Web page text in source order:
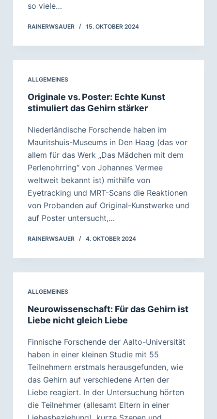
so viele…
RAINERWSAUER 15. OKTOBER 2024
ALLGEMEINES
Originale vs. Poster: Echte Kunst
stimuliert das Gehirn stärker
Niederländische Forschende haben im
Mauritshuis-Museums in Den Haag (das vor
allem für das Werk „Das Mädchen mit dem
Perlenohrring“ von Johannes Vermee
weltweit bekannt ist) mithilfe von
Eyetracking und MRT-Scans die Reaktionen
von Probanden auf Original-Kunstwerke und
auf Poster untersucht,…
RAINERWSAUER 4. OKTOBER 2024
ALLGEMEINES
Neurowissenschaft: Für das Gehirn ist
Liebe nicht gleich Liebe
Finnische Forschende der Aalto-Universität
haben in einer kleinen Studie mit 55
Teilnehmern erstmals herausgefunden, wie
das Gehirn auf verschiedene Arten der
Liebe reagiert. In der Untersuchung hörten
die Teilnehmer (allesamt Eltern in einer